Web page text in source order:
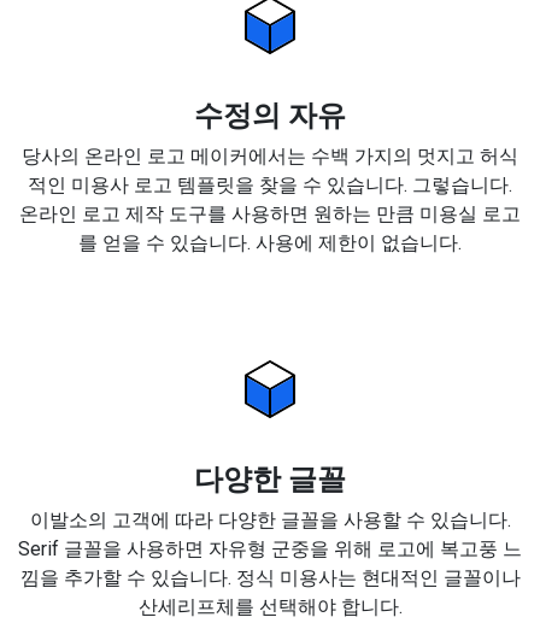
수정의 자유
당사의 온라인 로고 메이커에서는 수백 가지의 멋지고 허식
적인 미용사 로고 템플릿을 찾을 수 있습니다. 그렇습니다.
온라인 로고 제작 도구를 사용하면 원하는 만큼 미용실 로고
를 얻을 수 있습니다. 사용에 제한이 없습니다.
다양한 글꼴
이발소의 고객에 따라 다양한 글꼴을 사용할 수 있습니다.
Serif 글꼴을 사용하면 자유형 군중을 위해 로고에 복고풍 느
낌을 추가할 수 있습니다. 정식 미용사는 현대적인 글꼴이나
산세리프체를 선택해야 합니다.